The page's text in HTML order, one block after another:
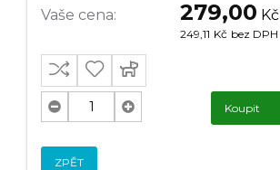
Vaše cena: 279,00 Kč
249,11 Kč bez DPH
Koupit
ZPĚT